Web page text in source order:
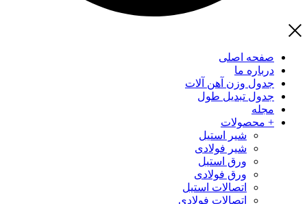
صفحه اصلی
درباره ما
جدول وزن آهن آلات
جدول تبدیل طول
مجله
+ محصولات
شیر استیل
شیر فولادی
ورق استیل
ورق فولادی
اتصالات استیل
اتصالات فولادی